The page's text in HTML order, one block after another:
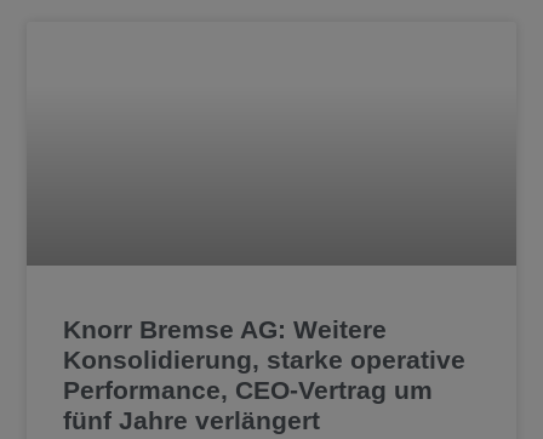
Knorr Bremse AG: Weitere
Konsolidierung, starke operative
Performance, CEO-Vertrag um
fünf Jahre verlängert